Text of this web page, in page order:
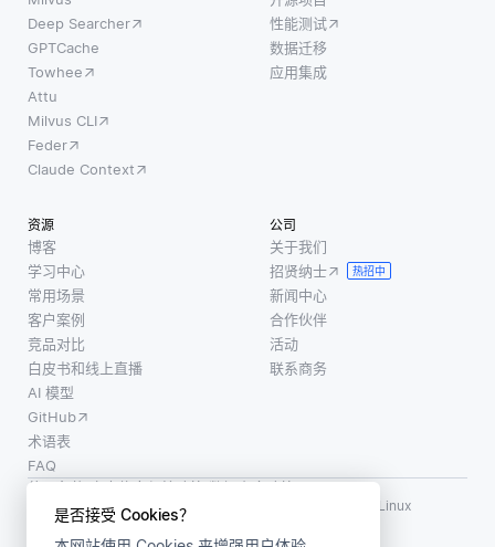
是否接受 Cookies？
Deep Searcher
GPTCache
Towhee
Attu
Milvus CLI
Feder
Claude Context
性能测试
数据迁移
应用集成
资源
博客
学习中心
常用场景
客户案例
竞品对比
白皮书和线上直播
AI 模型
GitHub
术语表
FAQ
公司
关于我们
招贤纳士
热招中
新闻中心
合作伙伴
活动
联系商务
使用条款·个人信息保护政策·数据安全政策
LF AI、LF AI & Data、Milvus，以及相关的开源项目名称为 Linux
Foundation 所有商标